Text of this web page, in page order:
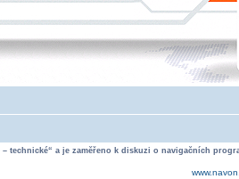
technické“ a je zaměřeno k diskuzi o navigačních